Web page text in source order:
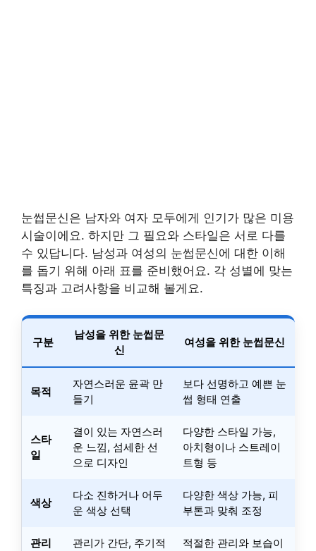
눈썹문신은 남자와 여자 모두에게 인기가 많은 미용
시술이에요. 하지만 그 필요와 스타일은 서로 다를
수 있답니다. 남성과 여성의 눈썹문신에 대한 이해
를 돕기 위해 아래 표를 준비했어요. 각 성별에 맞는
특징과 고려사항을 비교해 볼게요.
구분
남성을 위한 눈썹문
신
여성을 위한 눈썹문신
목적
자연스러운 윤곽 만
들기
보다 선명하고 예쁜 눈
썹 형태 연출
스타
일
결이 있는 자연스러
운 느낌, 섬세한 선
으로 디자인
다양한 스타일 가능,
아치형이나 스트레이
트형 등
색상
다소 진하거나 어두
운 색상 선택
다양한 색상 가능, 피
부톤과 맞춰 조정
관리
관리가 간단, 주기적
적절한 관리와 보습이